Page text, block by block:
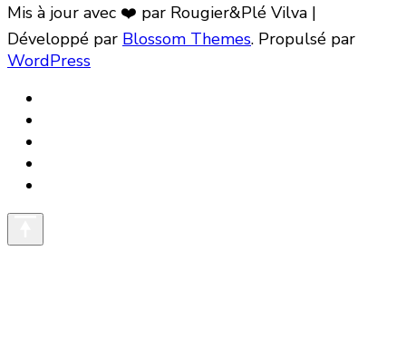
Mis à jour avec ❤️ par Rougier&Plé Vilva |
Développé par Blossom Themes. Propulsé par
WordPress